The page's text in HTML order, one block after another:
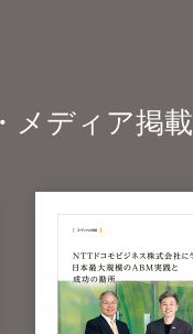
メディア掲載